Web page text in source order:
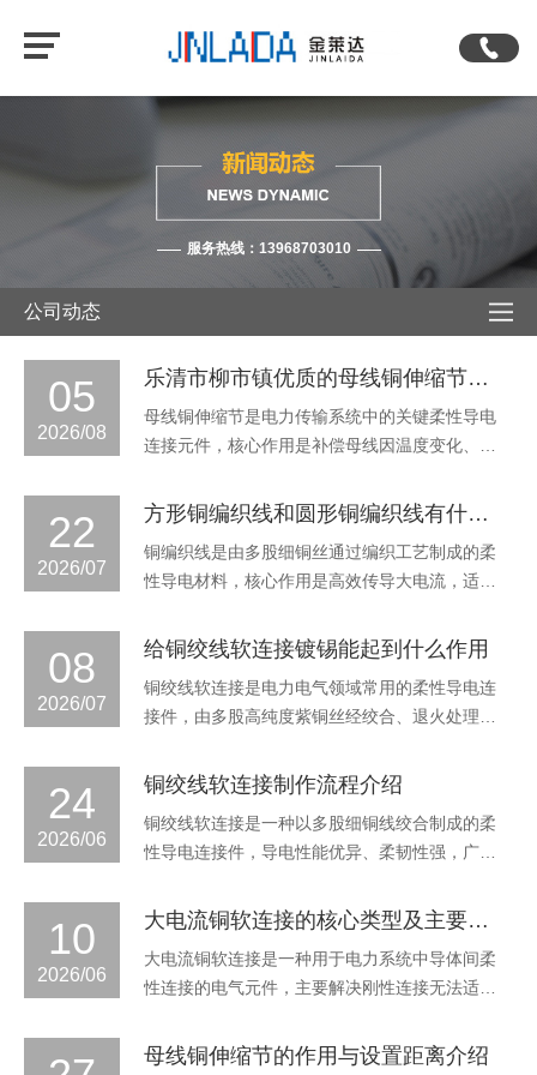
服务热线：13968703010
公司动态
05
2026/08
乐清市柳市镇优质的母线铜伸缩节厂家
母线铜伸缩节是电力传输系统中的关键柔性导电
连接元件，核心作用是补偿母线因温度变化、机
集中、接头松动甚至断裂的问题，保障电力系统
到电力系统的连续运行。我们金莱达作为优质的
母线铜伸缩节厂家在设计阶段即考虑多重防护：
22
2026/07
方形铜编织线和圆形铜编织线有什么区别？该如何选择？
铜编织线‌是由多股细铜丝通过编织工艺制成的柔
性导电材料，核心作用是高效传导大电流，适配
开关柜、变压器的柔性连接，新能源风电、光伏
体，部分细规格产品还可用于电子拆焊的吸锡作
业。铜编织线可分为方形和圆形，那么它们之间
08
2026/07
给铜绞线软连接镀锡能起到什么作用
铜绞线软连接是电力电气领域常用的柔性导电连
接件，由多股高纯度紫铜丝经绞合、退火处理制
组、整流柜、轨道交通、电解冶炼设备、光伏电
的柔性导电过渡连接，补偿安装误差，降低振动
带来的连接故障风险。部分产品会做镀锡防护处
24
2026/06
铜绞线软连接制作流程介绍
铜绞线软连接是一种以多股细铜线绞合制成的柔
性导电连接件，导电性能优异、柔韧性强，广泛
铜线绞合结构，抗弯折、抗振动，可适配狭小安
软连接表面可做镀锡、镀银处理，提升抗氧化、
耐腐蚀能力，适配高低温等复杂工况。铜绞线软
10
2026/06
大电流铜软连接的核心类型及主要优势与应用
大电流铜软连接是一种用于电力系统中导体间柔
性连接的电气元件，主要解决刚性连接无法适应
过增大表面积降低集肤效应，提升大电流传输效
母线铜伸缩节的作用与设置距离介绍